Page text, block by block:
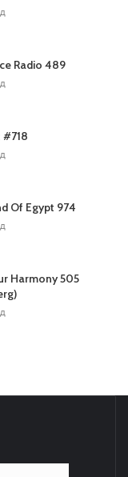
Radio 489
#718
Of Egypt 974
Harmony 505